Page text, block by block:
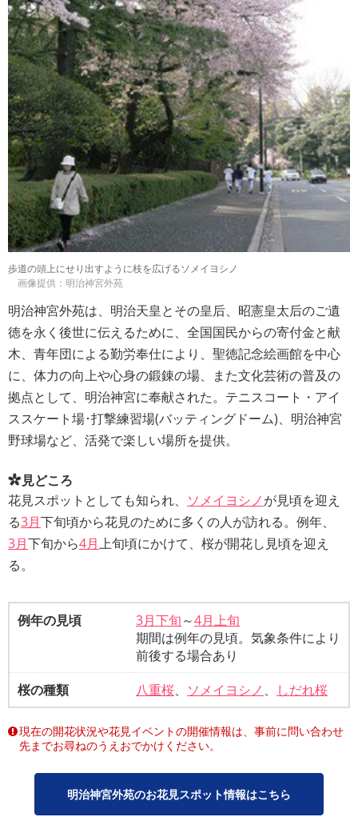
歩道の頭上にせり出すように枝を広げるソメイヨシノ
画像提供：明治神宮外苑
明治神宮外苑は、明治天皇とその皇后、昭憲皇太后のご遺
徳を永く後世に伝えるために、全国国民からの寄付金と献
木、青年団による勤労奉仕により、聖徳記念絵画館を中心
に、体力の向上や心身の鍛錬の場、また文化芸術の普及の
拠点として、明治神宮に奉献された。テニスコート・アイ
ススケート場･打撃練習場(バッティングドーム)、明治神宮
野球場など、活発で楽しい場所を提供。
見どころ
花見スポットとしても知られ、 ソメイヨシノが見頃を迎え
る3月下旬頃から花見のために多くの人が訪れる。例年、
3月下旬から4月上旬頃にかけて、桜が開花し見頃を迎え
る。
例年の見頃 3月下旬～4月上旬
期間は例年の見頃。気象条件により
前後する場合あり
桜の種類
八重桜、 ソメイヨシノ 、 しだれ桜
現在の開花状況や花見イベントの開催情報は、事前に問い合わせ
先までお尋ねのうえおでかけください。
明治神宮外苑のお花見スポット情報はこちら